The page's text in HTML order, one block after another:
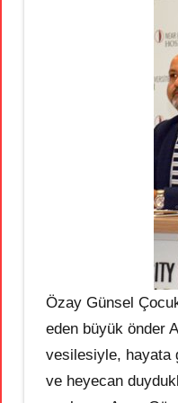
Özay Günsel
eden büyük önder
vesilesiyle, hayata
ve heyecan